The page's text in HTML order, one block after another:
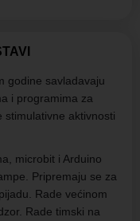
godine savladavaju
i programima za
aktivnosti
microbit i Arduino
Pripremaju se za
Rade većinom
Rade timski na